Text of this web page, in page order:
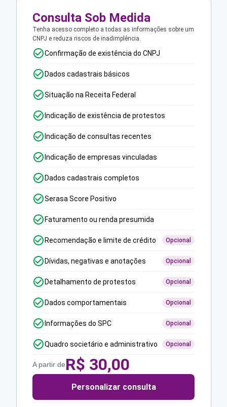
Consulta Sob Medida
Tenha acesso completo a todas as informações sobre um
CNPJ e reduza riscos de inadimplência.
Confirmação de existência do CNPJ
Dados cadastrais básicos
Situação na Receita Federal
Indicação de existência de protestos
Indicação de consultas recentes
Indicação de empresas vinculadas
Dados cadastrais completos
Serasa Score Positivo
Faturamento ou renda presumida
Recomendação e limite de crédito Opcional
Dívidas, negativas e anotações Opcional
Detalhamento de protestos Opcional
Dados comportamentais Opcional
Informações do SPC Opcional
Quadro societário e administrativo Opcional
A partir deR$ 30,00
Personalizar consulta